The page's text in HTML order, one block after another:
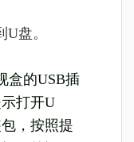
盘。
盒的USB插
打开U
，按照提